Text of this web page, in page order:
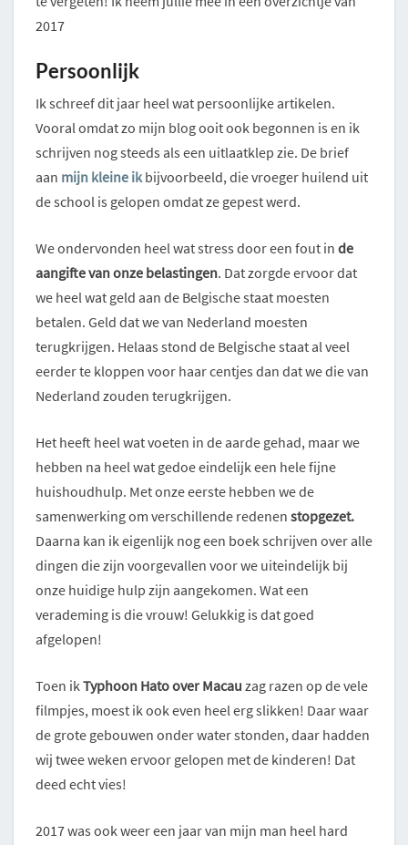
2017
Persoonlijk
Ik schreef dit jaar heel wat persoonlijke artikelen.
Vooral omdat zo mijn blog ooit ook begonnen is en ik
schrijven nog steeds als een uitlaatklep zie. De brief
aan mijn kleine ikbijvoorbeeld, die vroeger huilend uit
de school is gelopen omdat ze gepest werd.
We ondervonden heel wat stress door een fout in de
aangifte van onze belastingen. Dat zorgde ervoor dat
we heel wat geld aan de Belgische staat moesten
betalen. Geld dat we van Nederland moesten
terugkrijgen. Helaas stond de Belgische staat al veel
eerder te kloppen voor haar centjes dan dat we die van
Nederland zouden terugkrijgen.
Het heeft heel wat voeten in de aarde gehad, maar we
hebben na heel wat gedoe eindelijk een hele fijne
huishoudhulp. Met onze eerste hebben we de
samenwerking om verschillende redenen stopgezet.
Daarna kan ik eigenlijk nog een boek schrijven over alle
dingen die zijn voorgevallen voor we uiteindelijk bij
onze huidige hulp zijn aangekomen. Wat een
verademing is die vrouw! Gelukkig is dat goed
afgelopen!
Toen ikTyphoon Hato over Macau zag razen op de vele
filmpjes, moest ik ook even heel erg slikken! Daar waar
de grote gebouwen onder water stonden, daar hadden
wij twee weken ervoor gelopen met de kinderen! Dat
deed echt vies!
2017 was ook weer een jaar van mijn man heel hard